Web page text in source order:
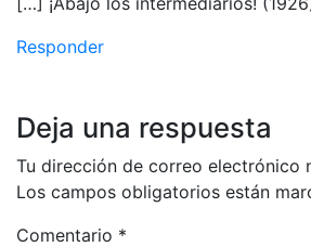
Responder
Deja una respuesta
Tu dirección de correo electrónico
Los campos obligatorios están
Comentario *